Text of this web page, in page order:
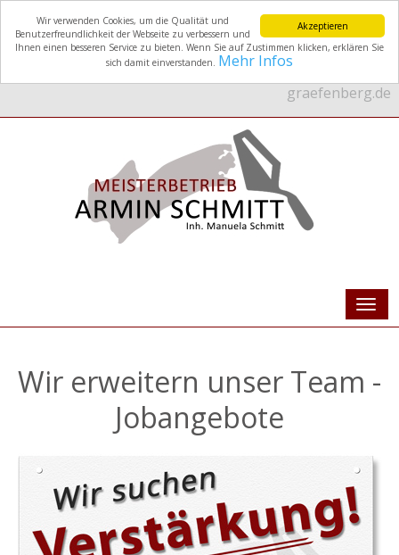
Akzeptieren
Wir verwenden Cookies, um die Qualität und
Benutzerfreundlichkeit der Webseite zu verbessern und
Ihnen einen besseren Service zu bieten. Wenn Sie auf Zustimmen klicken, erklären Sie
sich damit einverstanden. Mehr Infos
09192 8782
kontakt@schmitt-
graefenberg.de
Wir erweitern unser Team -
Jobangebote